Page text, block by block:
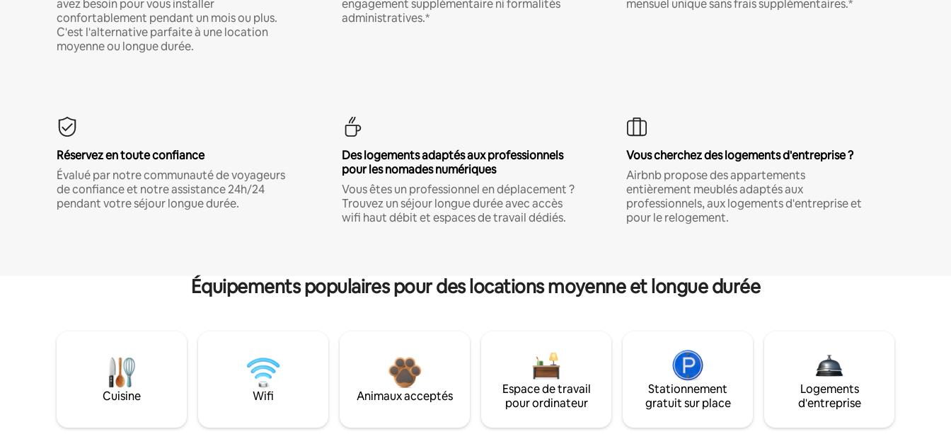
avez besoin pour vous installer
confortablement pendant un mois ou plus.
C'est l'alternative parfaite à une location
moyenne ou longue durée.
engagement supplémentaire ni formalités
administratives.*
mensuel unique sans frais supplémentaires.*
Réservez en toute confiance
Évalué par notre communauté de voyageurs
de confiance et notre assistance 24h/24
pendant votre séjour longue durée.
Des logements adaptés aux professionnels
pour les nomades numériques
Vous êtes un professionnel en déplacement ?
Trouvez un séjour longue durée avec accès
wifi haut débit et espaces de travail dédiés.
Vous cherchez des logements d'entreprise ?
Airbnb propose des appartements
entièrement meublés adaptés aux
professionnels, aux logements d'entreprise et
pour le relogement.
Équipements populaires pour des locations moyenne et longue durée
Cuisine Wifi Animaux acceptés
Espace de travail
pour ordinateur
Stationnement
gratuit sur place
Logements
d'entreprise